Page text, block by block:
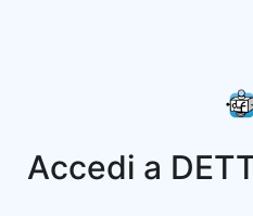
Accedi a